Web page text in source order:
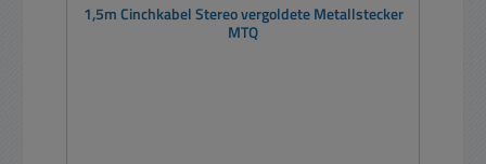
1,5m Cinchkabel Stereo vergoldete Metallstecker
MTQ